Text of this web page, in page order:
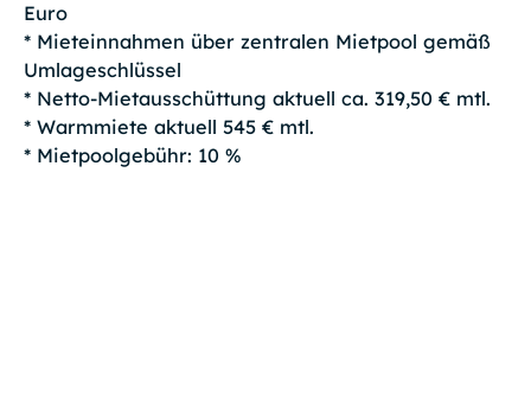
Euro
* Mieteinnahmen über zentralen Mietpool gemäß
Umlageschlüssel
* Netto-Mietausschüttung aktuell ca. 319,50 € mtl.
* Warmmiete aktuell 545 € mtl.
* Mietpoolgebühr: 10 %